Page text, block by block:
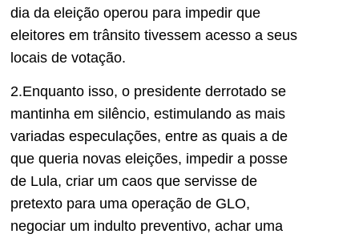
dia da eleição operou para impedir que
eleitores em trânsito tivessem acesso a seus
locais de votação.
2.Enquanto isso, o presidente derrotado se
mantinha em silêncio, estimulando as mais
variadas especulações, entre as quais a de
que queria novas eleições, impedir a posse
de Lula, criar um caos que servisse de
pretexto para uma operação de GLO,
negociar um indulto preventivo, achar uma